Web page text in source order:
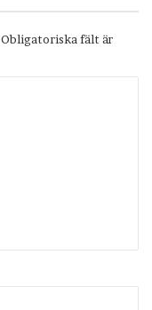
Obligatoriska fält är